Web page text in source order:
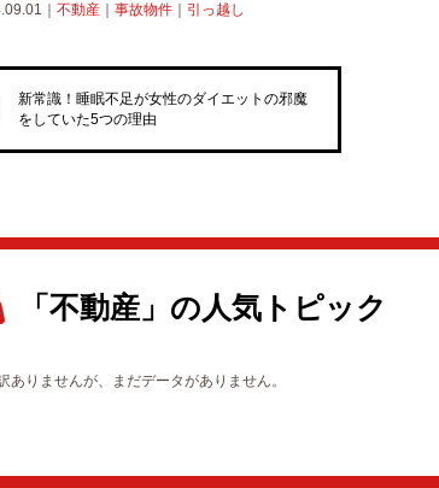
｜ 不動産 事故物件 引っ越し
新常識！睡眠不足が女性のダイエットの邪魔
をしていた5つの理由
「不動産」の人気トピック
ありませんが、まだデータがありません。